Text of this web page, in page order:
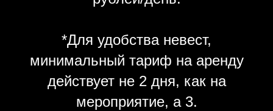
*Для удобства невест,
минимальный тариф на аренду
действует не 2 дня, как на
мероприятие, а 3.